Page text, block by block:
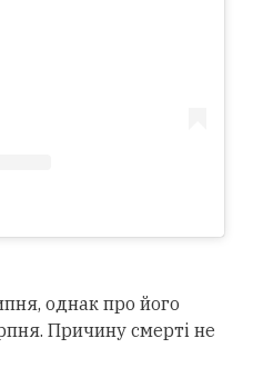
однак про його
Причину смерті не